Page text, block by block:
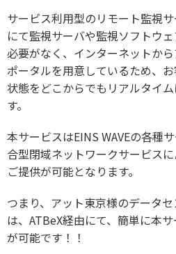
サービス利用型のリモート監視
にて監視サーバや監視ソフトウ
必要がなく、インターネットか
ポータルを用意しているため、
状態をどこからでもリアルタイ
す。
本サービスはEINS WAVEの各種
合型閉域ネットワークサービス
ご提供が可能となります。
つまり、アット東京様のデータ
は、ATBeX経由にて、簡単に本
が可能です！！